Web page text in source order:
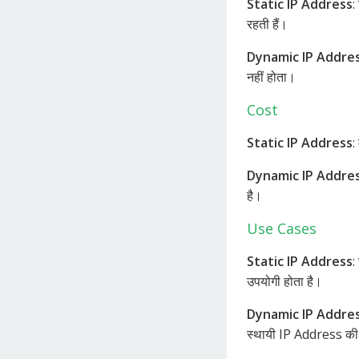
Static IP Address:
रहती हैं।
Dynamic IP
नहीं होता।
Cost
Static IP Address:
Dynamic IP
है।
Use Cases
Static IP Address:
उपयोगी होता है।
Dynamic IP
स्थायी IP Address